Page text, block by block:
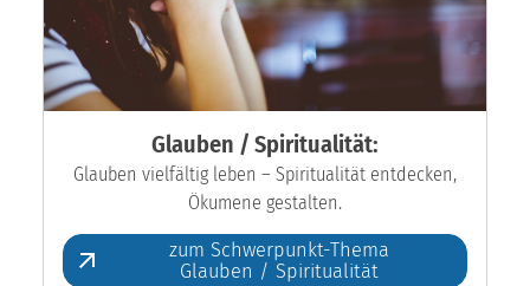
Glauben / Spiritualität:
Glauben vielfältig leben – Spiritualität entdecken,
Ökumene gestalten.
zum Schwerpunkt-Thema
Glauben / Spiritualität